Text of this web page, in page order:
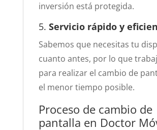
inversión está protegida.
5. Servicio rápido y
Sabemos que necesitas tu
cuanto antes, por lo que
para realizar el cambio de
el menor tiempo posible.
Proceso de cambio de
pantalla en Doctor